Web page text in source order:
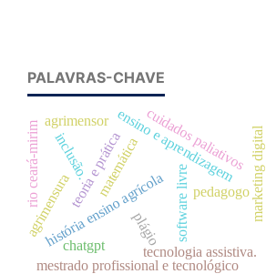
PALAVRAS-CHAVE
história ensino agrícola
plágio software livre
ensino e aprendizagem
teoria e prática pedagogo
inclusão. matemática
chatgpt
marketing digital
mestrado profissional e tecnológico
tecnologia assistiva.
cuidados paliativos
agrimensor
agrimensura
rio ceará-mirim